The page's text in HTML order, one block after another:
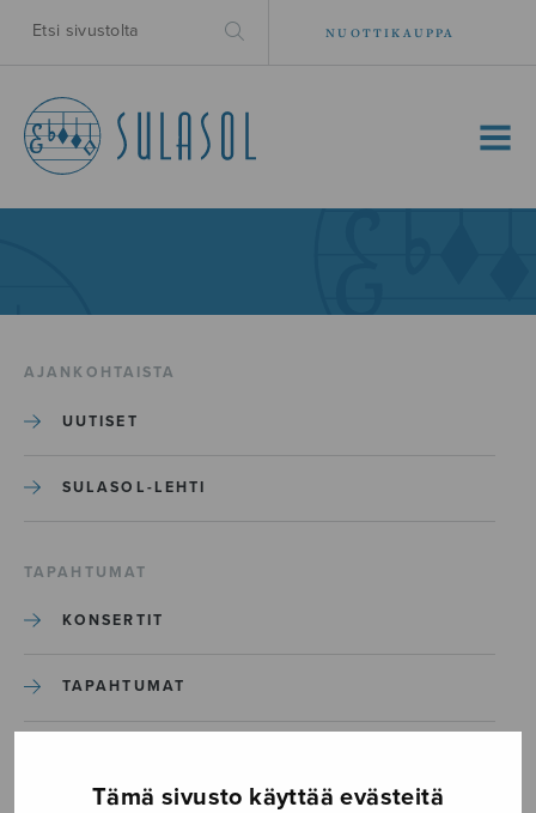
Tämä sivusto käyttää evästeitä
NUOTTIKAUPPA
MENU
AJANKOHTAISTA
UUTISET
SULASOL-LEHTI
TAPAHTUMAT
KONSERTIT
TAPAHTUMAT